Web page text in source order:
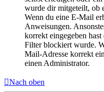
wurde dir mitgeteilt, ob
Wenn du eine E-Mail
Anweisungen.
korrekt eingegeben
Filter blockiert wurde.
Mail-Adresse korrekt
einen Administrator.
Nach oben